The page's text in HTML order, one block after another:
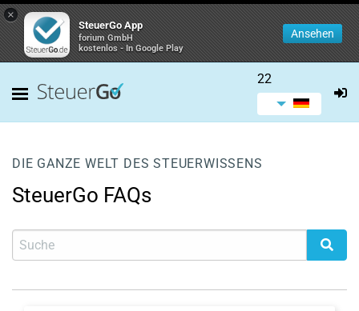
×
SteuerGo App
forium GmbH
kostenlos - In Google Play
Ansehen
22
DIE GANZE WELT DES STEUERWISSENS
SteuerGo FAQs